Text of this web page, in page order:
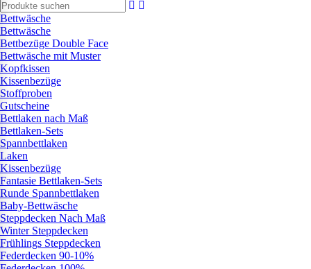
Bettwäsche
Bettwäsche
Bettbezüge Double Face
Bettwäsche mit Muster
Kopfkissen
Kissenbezüge
Stoffproben
Gutscheine
Bettlaken nach Maß
Bettlaken-Sets
Spannbettlaken
Laken
Kissenbezüge
Fantasie Bettlaken-Sets
Runde Spannbettlaken
Baby-Bettwäsche
Steppdecken Nach Maß
Winter Steppdecken
Frühlings Steppdecken
Federdecken 90-10%